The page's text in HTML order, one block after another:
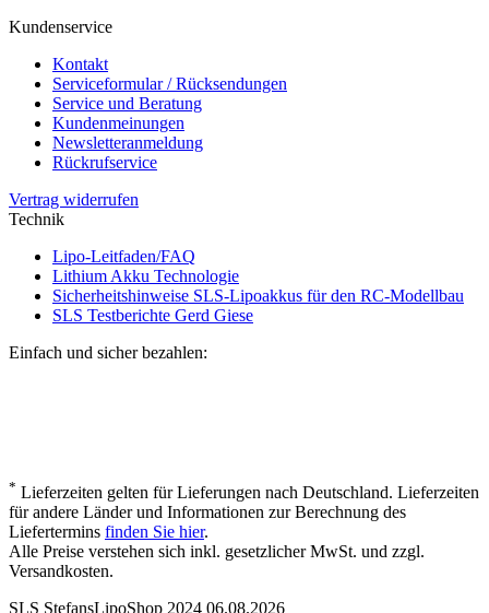
Kundenservice
Kontakt
Serviceformular / Rücksendungen
Service und Beratung
Kundenmeinungen
Newsletteranmeldung
Rückrufservice
Vertrag widerrufen
Technik
Lipo-Leitfaden/FAQ
Lithium Akku Technologie
Sicherheitshinweise SLS-Lipoakkus für den RC-Modellbau
SLS Testberichte Gerd Giese
Einfach und sicher bezahlen:
* Lieferzeiten gelten für Lieferungen nach Deutschland. Lieferzeiten
für andere Länder und Informationen zur Berechnung des
Liefertermins finden Sie hier.
Alle Preise verstehen sich inkl. gesetzlicher MwSt. und zzgl.
Versandkosten.
SLS StefansLipoShop 2024 06.08.2026